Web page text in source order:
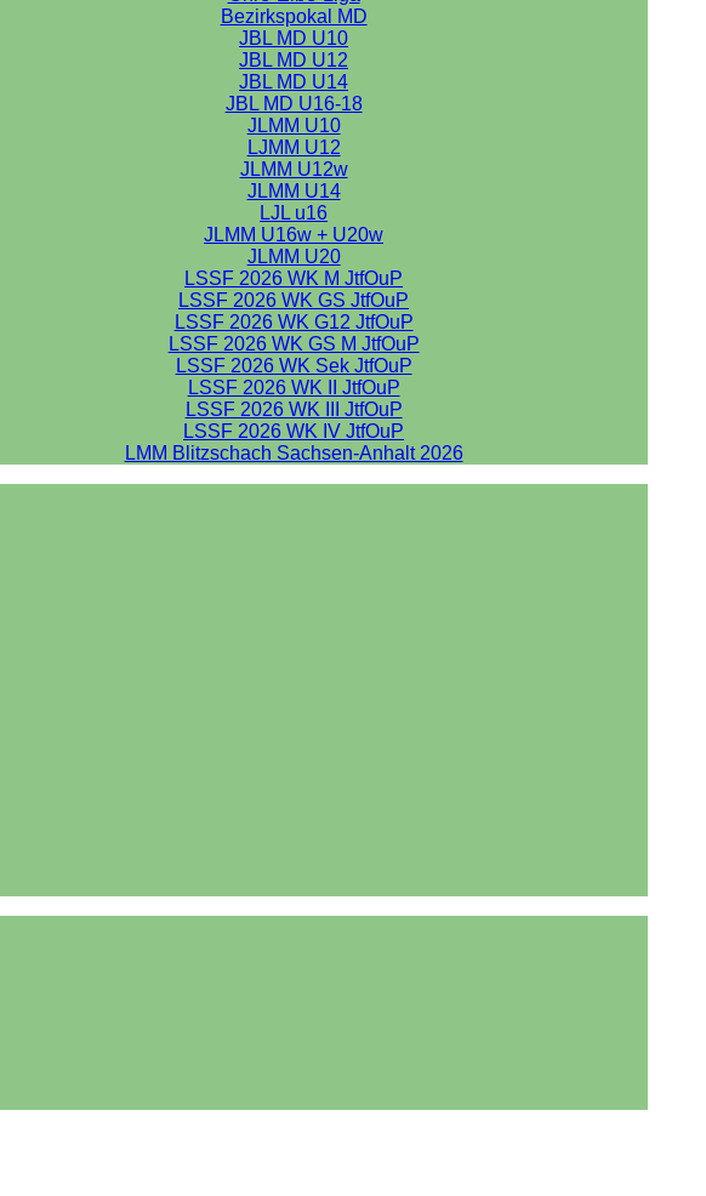
Bezirkspokal MD
JBL MD U10
JBL MD U12
JBL MD U14
JBL MD U16-18
JLMM U10
LJMM U12
JLMM U12w
JLMM U14
LJL u16
JLMM U16w + U20w
JLMM U20
LSSF 2026 WK M JtfOuP
LSSF 2026 WK GS JtfOuP
LSSF 2026 WK G12 JtfOuP
LSSF 2026 WK GS M JtfOuP
LSSF 2026 WK Sek JtfOuP
LSSF 2026 WK II JtfOuP
LSSF 2026 WK III JtfOuP
LSSF 2026 WK IV JtfOuP
LMM Blitzschach Sachsen-Anhalt 2026